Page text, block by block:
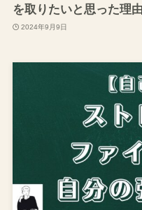
を取りたいと思った理由
2024年9月9日